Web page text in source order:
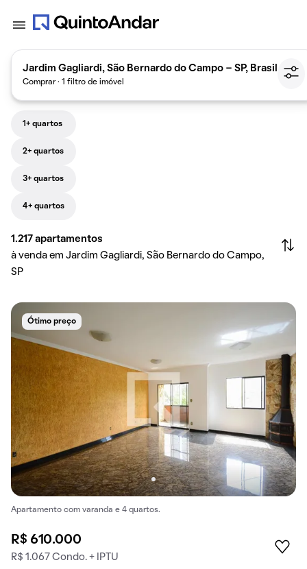
Jardim Gagliardi, São Bernardo do Campo - SP, Brasil
Comprar · 1 filtro de imóvel
1+ quartos
2+ quartos
3+ quartos
4+ quartos
1.217 apartamentos
à venda em Jardim Gagliardi, São Bernardo do Campo,
SP
Ótimo preço
Apartamento com varanda e 4 quartos.
R$ 610.000
R$ 1.067 Condo. + IPTU